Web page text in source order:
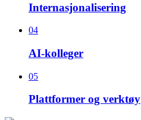
Internasjonalisering
04
AI-kolleger
05
Plattformer og verktøy